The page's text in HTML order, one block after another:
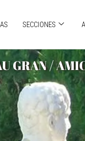
SECCIONES
GRAN /